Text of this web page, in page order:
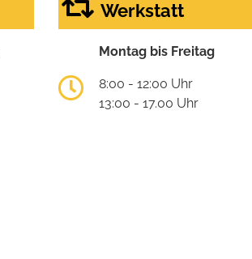
Werkstatt
Montag bis Freitag
8:00 - 12:00 Uhr
13:00 - 17.00 Uhr